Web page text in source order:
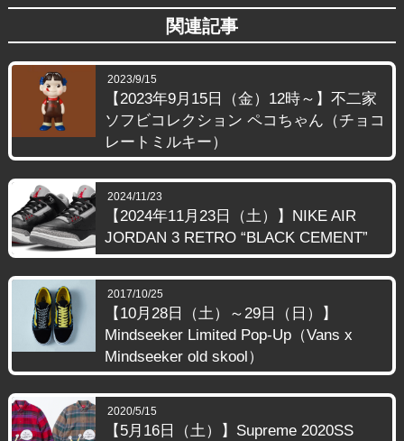
関連記事
2023/9/15
【2023年9月15日（金）12時～】不二家
ソフビコレクション ペコちゃん（チョコ
レートミルキー）
2024/11/23
【2024年11月23日（土）】NIKE AIR
JORDAN 3 RETRO “BLACK CEMENT”
2017/10/25
【10月28日（土）～29日（日）】
Mindseeker Limited Pop-Up（Vans x
Mindseeker old skool）
2020/5/15
【5月16日（土）】Supreme 2020SS